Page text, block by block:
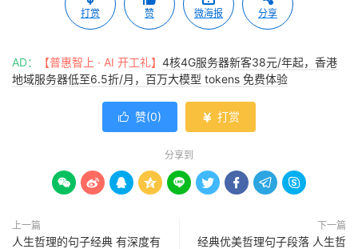
打赏 赞 微海报 分享
AD： 【普惠智上 · AI 开工礼】 4核4G服务器新客38元/年起，香港
地域服务器低至6.5折/月，百万大模型 tokens 免费体验
 赞(0)  打赏
分享到
        
上一篇
人生哲理的句子经典 有深度有
下一篇
经典优美哲理句子段落 人生哲